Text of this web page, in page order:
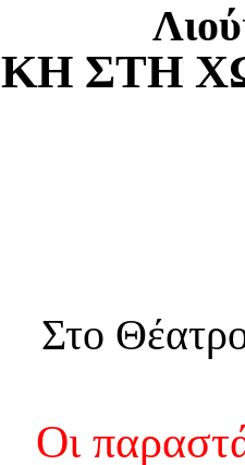
ΣΤΗ
Στο
Οι